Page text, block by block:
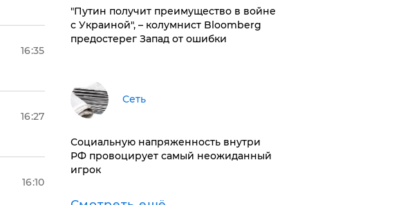
16:35
16:27
16:10
"Путин получит преимущество в войне
с Украиной", – колумнист Bloomberg
предостерег Запад от ошибки
Сеть
Социальную напряженность внутри
РФ провоцирует самый неожиданный
игрок